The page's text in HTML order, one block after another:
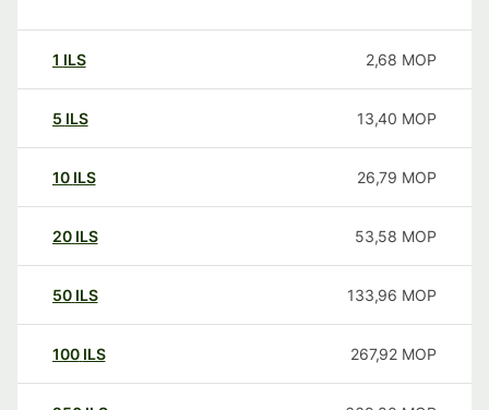
1 ILS 2,68 MOP
5 ILS 13,40 MOP
10 ILS 26,79 MOP
20 ILS 53,58 MOP
50 ILS 133,96 MOP
100 ILS 267,92 MOP